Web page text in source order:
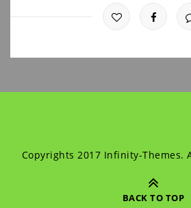
Copyrights 2017 Infinity-Themes.
BACK TO TOP